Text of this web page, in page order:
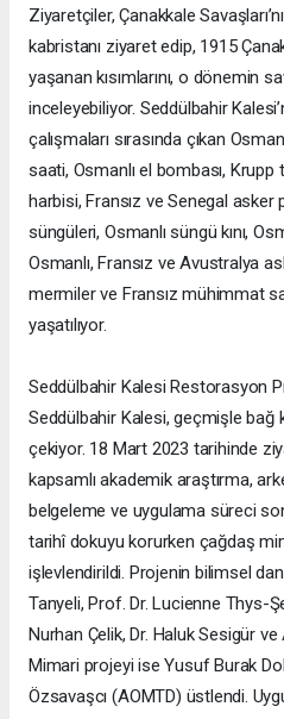
Ziyaretçiler, Çanakkale
kabristanı ziyaret edip, 1915
yaşanan kısımlarını, o dönemin
inceleyebiliyor. Seddülbahir
çalışmaları sırasında çıkan
saati, Osmanlı el bombası,
harbisi, Fransız ve Senegal asker
süngüleri, Osmanlı süngü kını,
Osmanlı, Fransız ve Avustralya
mermiler ve Fransız mühimmat
yaşatılıyor.
Seddülbahir Kalesi Restorasyon
Seddülbahir Kalesi, geçmişle bağ
çekiyor. 18 Mart 2023 tarihinde
kapsamlı akademik araştırma,
belgeleme ve uygulama süreci
tarihî dokuyu korurken çağdaş
işlevlendirildi. Projenin bilimsel
Tanyeli, Prof. Dr. Lucienne Thys-
Nurhan Çelik, Dr. Haluk Sesigür
Mimari projeyi ise Yusuf Burak
Özsavaşcı (AOMTD) üstlendi.